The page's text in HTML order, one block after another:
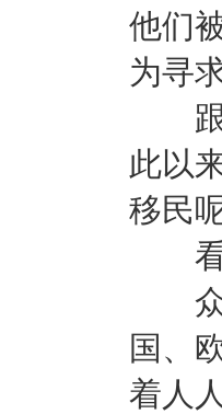
他们
为寻
跟
此以
移民
看
众
国、
着人